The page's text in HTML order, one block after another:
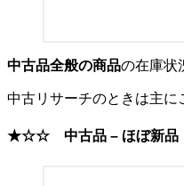
中古品全般の商品の在庫状
中古リサーチのときは主に
★☆☆ 中古品 – ほぼ新品